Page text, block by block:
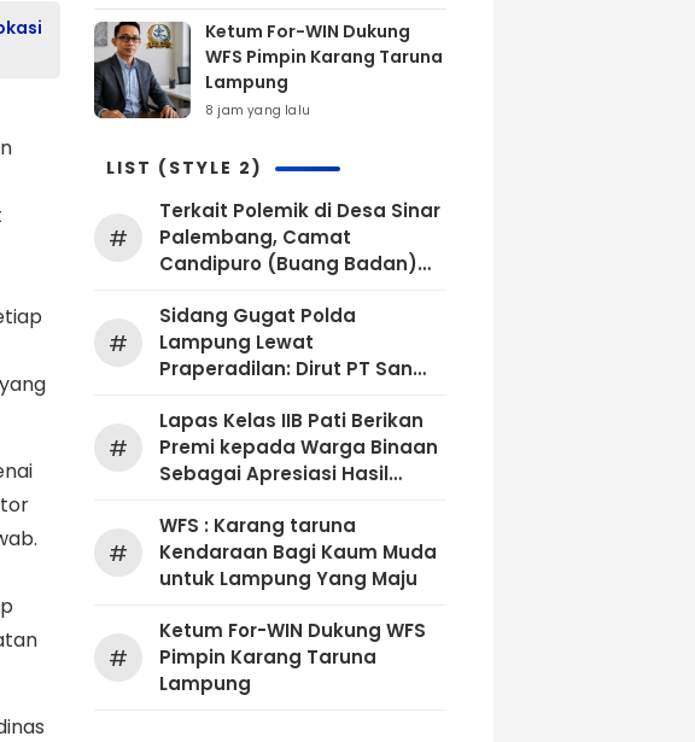
Ketum For-WIN Dukung
WFS Pimpin Karang Taruna
Lampung
8 jam yang lalu
LIST (STYLE 2)
#
Terkait Polemik di Desa Sinar
Palembang, Camat
Candipuro (Buang Badan)
Teguran Bupati Lamsel ‎
#
Sidang Gugat Polda
Lampung Lewat
Praperadilan: Dirut PT San
Hukum Pidana
#
Lapas Kelas IIB Pati Berikan
Premi kepada Warga Binaan
Sebagai Apresiasi Hasil
Periode Juli 2026
#
WFS : Karang taruna
Kendaraan Bagi Kaum Muda
untuk Lampung Yang Maju
#
Ketum For-WIN Dukung WFS
Pimpin Karang Taruna
Lampung